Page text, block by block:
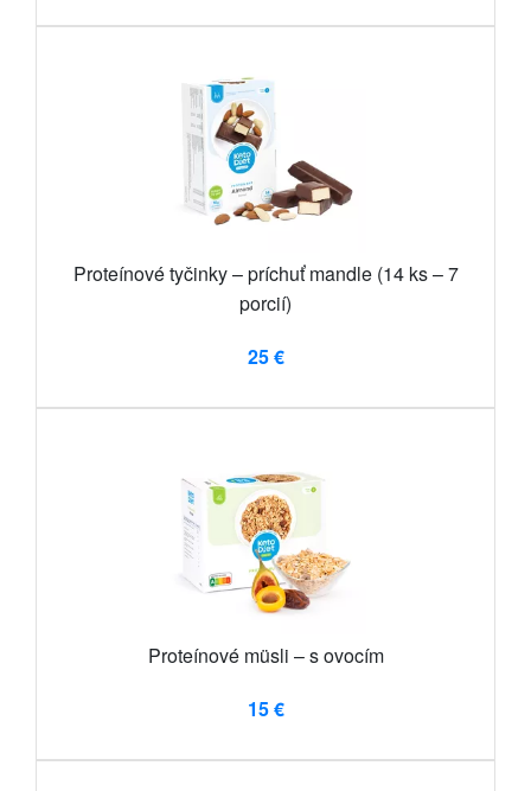
Proteínové tyčinky – príchuť mandle (14 ks – 7
porcií)
25 €
Proteínové müsli – s ovocím
15 €